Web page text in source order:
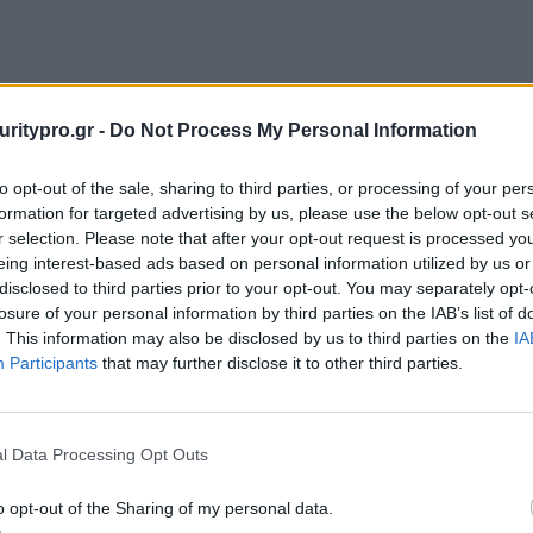
- Do Not Process My Personal Information
opt-out of the sale, sharing to third parties, or processing of your
for targeted advertising by us, please use the below opt-out
selection. Please note that after your opt-out request is processed
interest-based ads based on personal information utilized by us
to third parties prior to your opt-out. You may separately
of your personal information by third parties on the IAB’s list of
This information may also be disclosed by us to third parties on the
Participants that may further disclose it to other third parties.
Data Processing Opt Outs
opt-out of the Sharing of my personal data.
NIS2 Day: Η Pylones Hellas
Month, σηματοδοτώντας μια
νέα εποχή στην
κυβερνοασφάλεια
Η Pylones Hellas, καλωσορίζοντας τον «Cyber
Month», πραγματοποίησε την εκδήλωση
«NIS2 Day by Pylones» στο The Ellinikon
Posted on 11 Οκτ 2024